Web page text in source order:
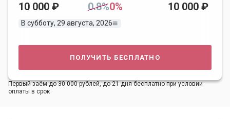
10 000 ₽ 0.8%0% 10 000 ₽
В субботу, 29 августа, 2026
получить бесплатно
Первый заём до 30 000 рублей, до 21 дня бесплатно при условии
оплаты в срок